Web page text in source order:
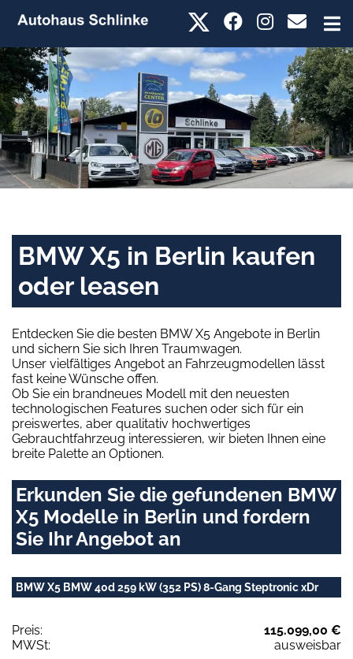
BMW X5 in Berlin kaufen
oder leasen
Entdecken Sie die besten BMW X5 Angebote in Berlin
und sichern Sie sich Ihren Traumwagen.
Unser vielfältiges Angebot an Fahrzeugmodellen lässt
fast keine Wünsche offen.
Ob Sie ein brandneues Modell mit den neuesten
technologischen Features suchen oder sich für ein
preiswertes, aber qualitativ hochwertiges
Gebrauchtfahrzeug interessieren, wir bieten Ihnen eine
breite Palette an Optionen.
Erkunden Sie die gefundenen BMW
X5 Modelle in Berlin und fordern
Sie Ihr Angebot an
BMW X5 BMW 40d 259 kW (352 PS) 8-Gang Steptronic xDr
Preis:
115.099,00 €
MWSt:
ausweisbar